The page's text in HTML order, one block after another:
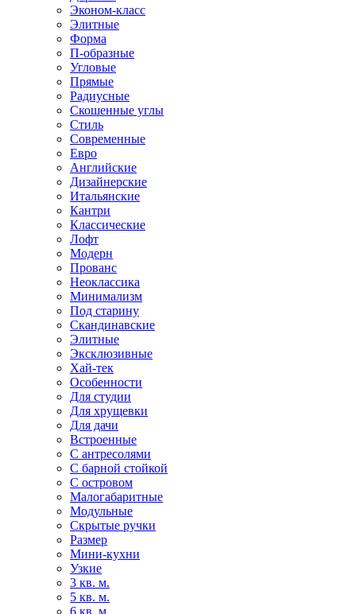
Эконом-класс
Элитные
Форма
П-образные
Угловые
Прямые
Радиусные
Скошенные углы
Стиль
Современные
Евро
Английские
Дизайнерские
Итальянские
Кантри
Классические
Лофт
Модерн
Прованс
Неоклассика
Минимализм
Под старину
Скандинавские
Элитные
Эксклюзивные
Хай-тек
Особенности
Для студии
Для хрущевки
Для дачи
Встроенные
С антресолями
С барной стойкой
С островом
Малогабаритные
Модульные
Скрытые ручки
Размер
Мини-кухни
Узкие
3 кв. м.
5 кв. м.
6 кв. м.